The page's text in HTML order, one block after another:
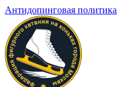
Антидопинговая политика